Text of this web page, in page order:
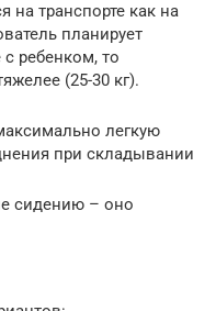
на транспорте как на
планирует
ребенком, то
(25-30 кг).
легкую
при складывании
сидению – оно